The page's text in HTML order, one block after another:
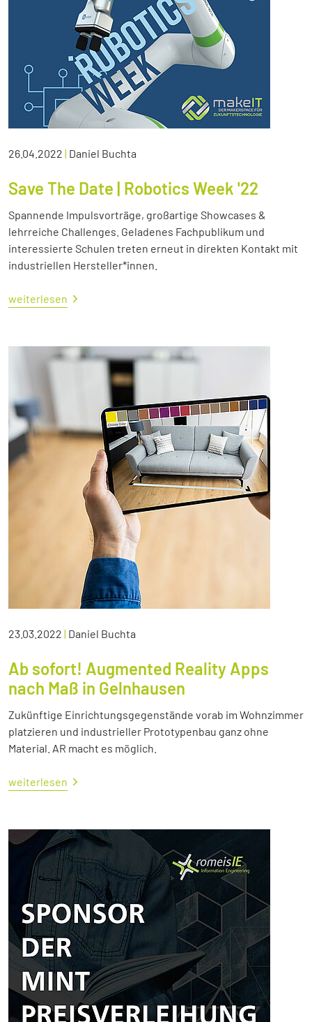
26.04.2022 | Daniel Buchta
Save The Date | Robotics Week '22
Spannende Impulsvorträge, großartige Showcases &
lehrreiche Challenges. Geladenes Fachpublikum und
interessierte Schulen treten erneut in direkten Kontakt mit
industriellen Hersteller*innen.
weiterlesen
23.03.2022 | Daniel Buchta
Ab sofort! Augmented Reality Apps
nach Maß in Gelnhausen
Zukünftige Einrichtungsgegenstände vorab im Wohnzimmer
platzieren und industrieller Prototypenbau ganz ohne
Material. AR macht es möglich.
weiterlesen